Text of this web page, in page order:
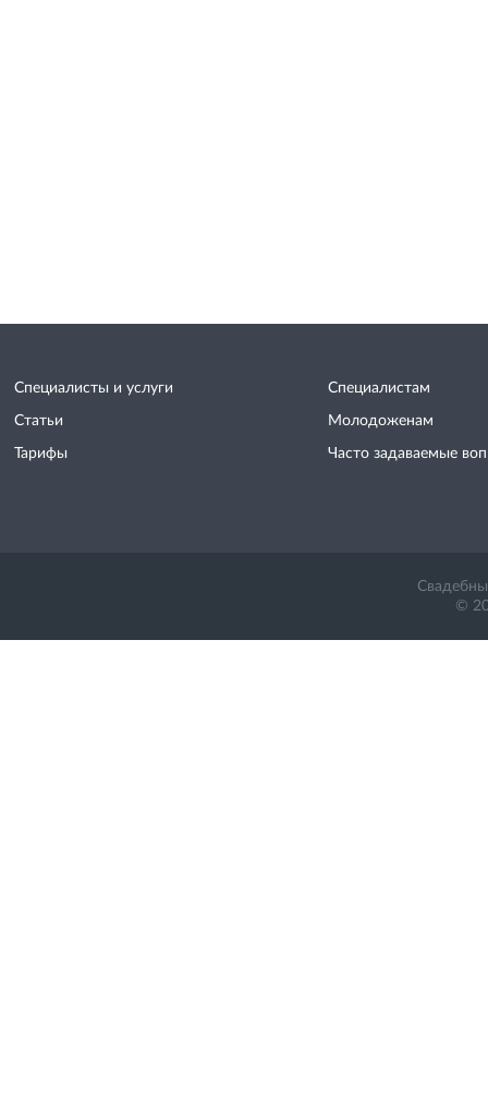
Специалисты и услуги
Статьи
Тарифы
Специалистам
Молодоженам
Часто задаваемые
©